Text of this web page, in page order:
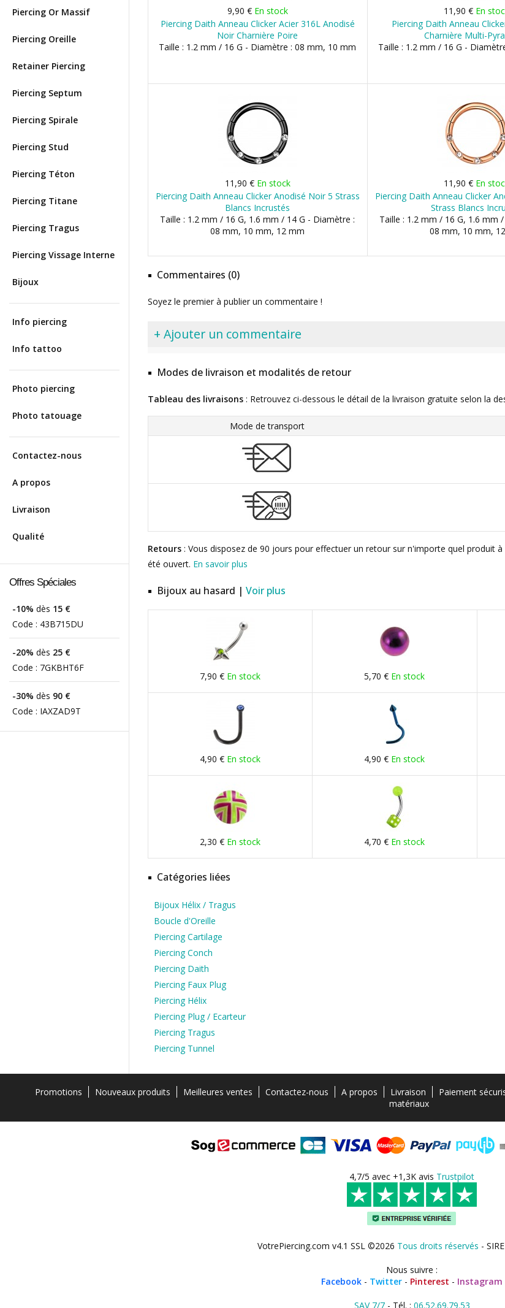
Piercing Or Massif
Piercing Oreille
Retainer Piercing
Piercing Septum
Piercing Spirale
Piercing Stud
Piercing Téton
Piercing Titane
Piercing Tragus
Piercing Vissage Interne
Bijoux
Info piercing
Info tattoo
Photo piercing
Photo tatouage
Contactez-nous
A propos
Livraison
Qualité
Offres Spéciales
-10% dès 15 €
Code : 43B715DU
-20% dès 25 €
Code : 7GKBHT6F
-30% dès 90 €
Code : IAXZAD9T
9,90 € En stock
Piercing Daith Anneau Clicker Acier 316L Anodisé
Noir Charnière Poire
Taille : 1.2 mm / 16 G - Diamètre : 08 mm, 10 mm
11,90 € En
Piercing Daith Anneau
Charnière Multi-
Taille : 1.2 mm / 16 G -
11,90 € En stock
Piercing Daith Anneau Clicker Anodisé Noir 5 Strass
Blancs Incrustés
Taille : 1.2 mm / 16 G, 1.6 mm / 14 G - Diamètre :
08 mm, 10 mm, 12 mm
11,90 € En
Piercing Daith Anneau Clicker
Strass Blancs
Taille : 1.2 mm / 16 G, 1.6 mm
08 mm, 10 mm,
Commentaires (0)
Soyez le premier à publier un commentaire !
+ Ajouter un commentaire
Modes de livraison et modalités de retour
Tableau des livraisons : Retrouvez ci-dessous le détail de la livraison gratuite selon la
Mode de transport
Retours : Vous disposez de 90 jours pour effectuer un retour sur n'importe quel produit
été ouvert. En savoir plus
Bijoux au hasard | Voir plus
7,90 € En stock 5,70 € En stock
4,90 € En stock 4,90 € En stock
2,30 € En stock 4,70 € En stock
Catégories liées
Bijoux Hélix / Tragus
Boucle d'Oreille
Piercing Cartilage
Piercing Conch
Piercing Daith
Piercing Faux Plug
Piercing Hélix
Piercing Plug / Ecarteur
Piercing Tragus
Piercing Tunnel
Promotions Nouveaux produits Meilleures ventes Contactez-nous A propos Livraison Paiement
matériaux
4,7/5 avec +1,3K avis Trustpilot
VotrePiercing.com v4.1 SSL ©2026 Tous droits réservés -
Nous suivre :
Facebook - Twitter - Pinterest - Instagram
SAV 7/7- Tél. : 06.52.69.79.53